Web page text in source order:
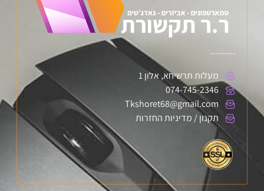
מעלות תרשיחא, אלון 1
074-745-2346
Tkshoret68@gmail.com
תקנון / מדיניות החזרות